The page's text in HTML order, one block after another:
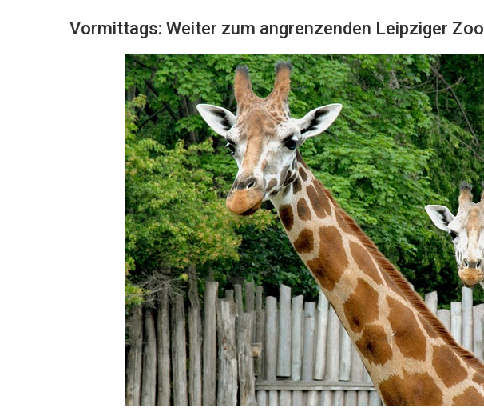
Vormittags: Weiter zum angrenzenden Leipziger Zoo